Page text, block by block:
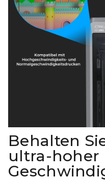
Behalten
ultra-hoher